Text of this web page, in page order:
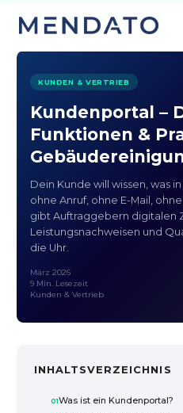
KUNDEN & VERTRIEB
Kundenportal –
Funktionen &
Dein Kunde will wissen, was
ohne Anruf, ohne E-Mail,
gibt Auftraggebern digitalen
Leistungsnachweisen und
die Uhr.
März 2026
9 Min. Lesezeit
Kunden & Vertrieb
INHALTSVERZEICHNIS
Was ist ein Kundenportal?